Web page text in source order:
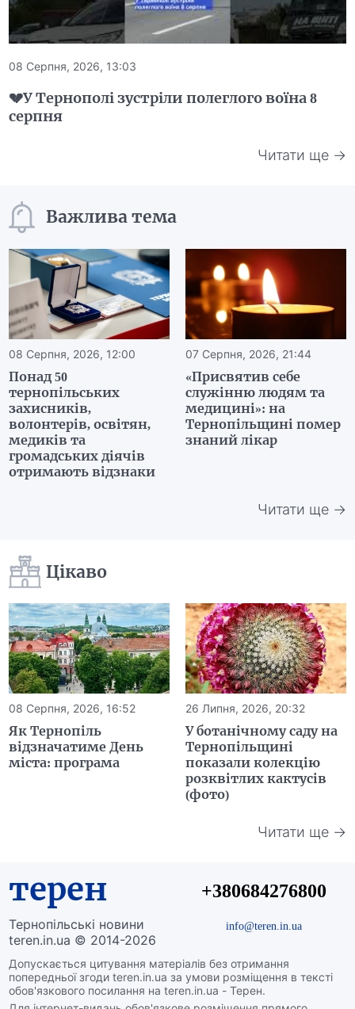
08 Серпня, 2026, 13:03
💔У Тернополі зустріли полеглого воїна 8
серпня
Читати ще →
Важлива тема
08 Серпня, 2026, 12:00
Понад 50
тернопільських
захисників,
волонтерів, освітян,
медиків та
громадських діячів
отримають відзнаки
07 Серпня, 2026, 21:44
«Присвятив себе
служінню людям та
медицині»: на
Тернопільщині помер
знаний лікар
Читати ще →
Цікаво
08 Серпня, 2026, 16:52
Як Тернопіль
відзначатиме День
міста: програма
26 Липня, 2026, 20:32
У ботанічному саду на
Тернопільщині
показали колекцію
розквітлих кактусів
(фото)
Читати ще →
терен
Тернопільські новини
teren.in.ua © 2014-2026
Допускається цитування матеріалів без отримання
попередньої згоди teren.in.ua за умови розміщення в тексті
обов'язкового посилання на teren.in.ua - Терен.
+380684276800
info@teren.in.ua